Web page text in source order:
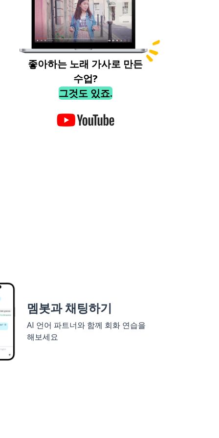
좋아하는 노래 가사로 만든
수업?
그것도 있죠.
멤봇과 채팅하기
AI 언어 파트너와 함께 회화 연습을
해보세요